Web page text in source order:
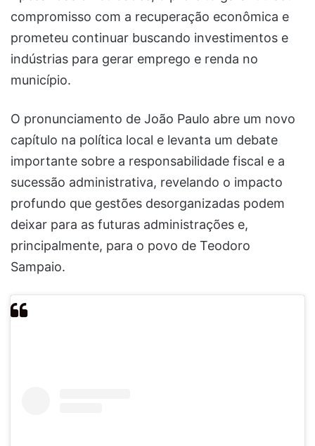
compromisso com a recuperação econômica e
prometeu continuar buscando investimentos e
indústrias para gerar emprego e renda no
município.
O pronunciamento de João Paulo abre um novo
capítulo na política local e levanta um debate
importante sobre a responsabilidade fiscal e a
sucessão administrativa, revelando o impacto
profundo que gestões desorganizadas podem
deixar para as futuras administrações e,
principalmente, para o povo de Teodoro
Sampaio.